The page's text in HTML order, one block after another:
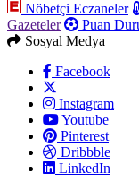
Nöbetçi Eczaneler
Gazeteler
Puan
Sosyal Medya
Facebook
Instagram
Youtube
Pinterest
Dribbble
LinkedIn